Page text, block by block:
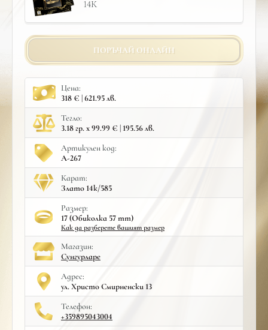
14К
ПОРЪЧАЙ ОНЛАЙН
Цена:
318 € | 621.95 лв.
Тегло:
3.18 гр. x 99.99 € | 195.56 лв.
Артикулен код:
A-267
Карат:
Злато 14к/585
Размер:
17 (Обиколка 57 mm)
Как да разберете вашият размер
Mагазин:
Сунгурларе
Адрес:
ул. Христо Смирненски 13
Телефон:
+359895043004